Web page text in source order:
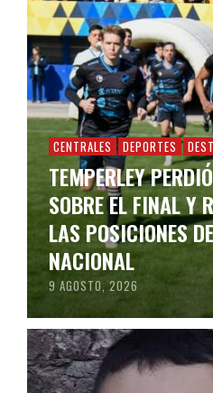
CENTRALES DEPORTES
TEMPERLEY
SOBRE EL FINAL Y
LAS POSICIONES
NACIONAL
9 AGOSTO, 2026